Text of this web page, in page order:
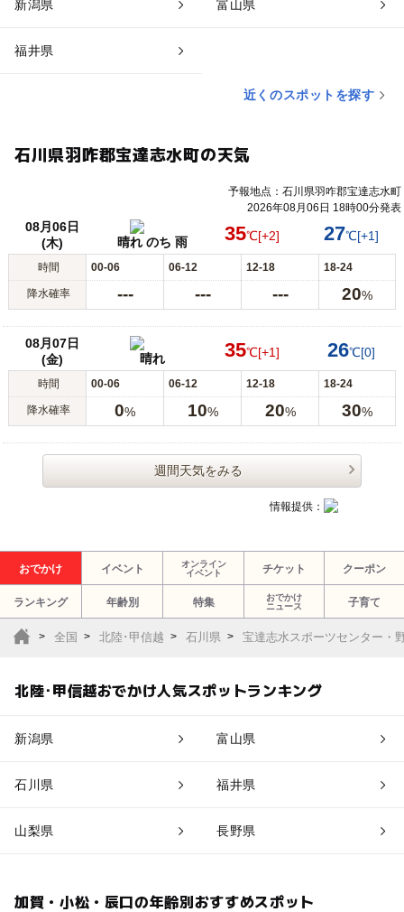
新潟県 富山県
福井県
近くのスポットを探す
石川県羽咋郡宝達志水町の天気
予報地点：石川県羽咋郡宝達志水町
2026年08月06日 18時00分発表
08月06日
(木)
晴れ のち 雨 35℃[+2] 27℃[+1]
時間 00-06 06-12 12-18 18-24
降水確率 --- --- --- 20%
08月07日
(金)
晴れ 35℃[+1] 26℃[0]
時間 00-06 06-12 12-18 18-24
降水確率 0% 10% 20% 30%
週間天気をみる
情報提供：
おでかけ イベント
オンライン
イベント
チケット クーポン
ランキング 年齢別 特集
おでかけ
ニュース
子育て
全国 北陸･甲信越 石川県 宝達志水スポーツセンター・
北陸･甲信越おでかけ人気スポットランキング
新潟県 富山県
石川県 福井県
山梨県 長野県
加賀・小松・辰口の年齢別おすすめスポット